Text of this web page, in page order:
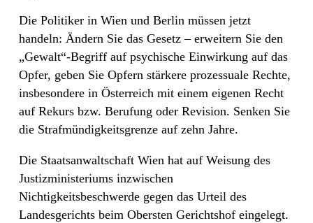
Die Politiker in Wien und Berlin müssen jetzt
handeln: Ändern Sie das Gesetz – erweitern Sie den
„Gewalt“-Begriff auf psychische Einwirkung auf das
Opfer, geben Sie Opfern stärkere prozessuale Rechte,
insbesondere in Österreich mit einem eigenen Recht
auf Rekurs bzw. Berufung oder Revision. Senken Sie
die Strafmündigkeitsgrenze auf zehn Jahre.
Die Staatsanwaltschaft Wien hat auf Weisung des
Justizministeriums inzwischen
Nichtigkeitsbeschwerde gegen das Urteil des
Landesgerichts beim Obersten Gerichtshof eingelegt.